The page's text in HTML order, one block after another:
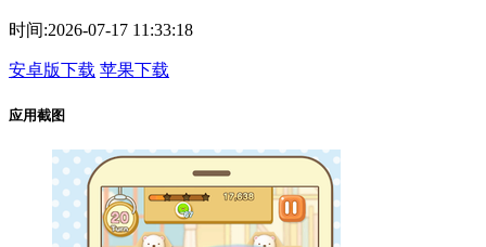
时间:2026-07-17 11:33:18
安卓版下载 苹果下载
应用截图